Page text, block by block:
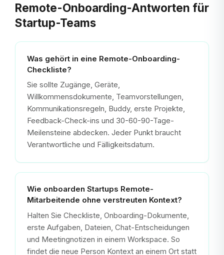
Remote-Onboarding-Antworten für
Startup-Teams
Was gehört in eine Remote-Onboarding-
Checkliste?
Sie sollte Zugänge, Geräte,
Willkommensdokumente, Teamvorstellungen,
Kommunikationsregeln, Buddy, erste Projekte,
Feedback-Check-ins und 30-60-90-Tage-
Meilensteine abdecken. Jeder Punkt braucht
Verantwortliche und Fälligkeitsdatum.
Wie onboarden Startups Remote-
Mitarbeitende ohne verstreuten Kontext?
Halten Sie Checkliste, Onboarding-Dokumente,
erste Aufgaben, Dateien, Chat-Entscheidungen
und Meetingnotizen in einem Workspace. So
findet die neue Person Kontext an einem Ort statt